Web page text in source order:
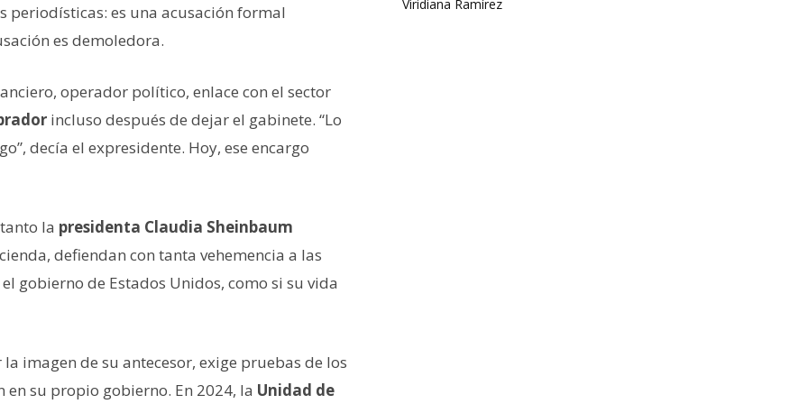
periodísticas: es una acusación formal
es demoledora.
operador político, enlace con el sector
incluso después de dejar el gabinete. “Lo
decía el expresidente. Hoy, ese encargo
la presidenta Claudia Sheinbaum
defiendan con tanta vehemencia a las
gobierno de Estados Unidos, como si su vida
imagen de su antecesor, exige pruebas de los
su propio gobierno. En 2024, la Unidad de
Viridiana Ramírez